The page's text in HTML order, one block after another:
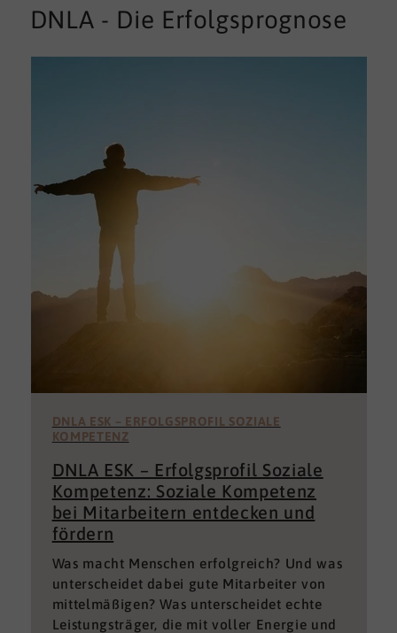
DNLA - Die Erfolgsprognose
DNLA ESK – ERFOLGSPROFIL SOZIALE
KOMPETENZ
DNLA ESK – Erfolgsprofil Soziale
Kompetenz: Soziale Kompetenz
bei Mitarbeitern entdecken und
fördern
Was macht Menschen erfolgreich? Und was
unterscheidet dabei gute Mitarbeiter von
mittelmäßigen? Was unterscheidet echte
Leistungsträger, die mit voller Energie und